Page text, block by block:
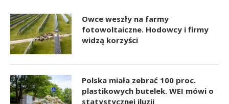
Owce weszły na farmy
fotowoltaiczne. Hodowcy i firmy
widzą korzyści
Polska miała zebrać 100 proc.
plastikowych butelek. WEI mówi o
statystycznej iluzji